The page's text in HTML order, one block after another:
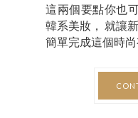
這兩個要點你也
韓系美妝， 就讓
簡單完成這個時尚